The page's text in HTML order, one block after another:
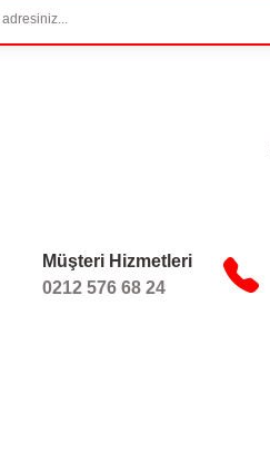
Müşteri Hizmetleri
0212 576 68 24